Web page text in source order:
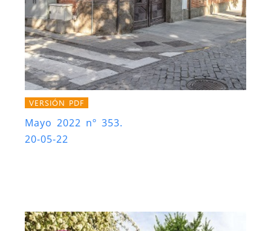
VERSIÓN PDF
Mayo 2022 nº 353.
20-05-22